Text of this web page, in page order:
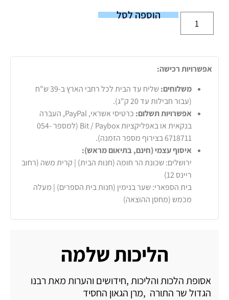
הוספה לסל
אפשרויות רכישה:
משלוחים:
שליח עד הבית לכל רחבי הארץ ב-39 ש"ח
(עבור חבילות עד 20 ק"ג).
אפשרויות תשלום:
כרטיסי אשראי, PayPal, העברה
בנקאית או באפליקציות Bit / Paybox (למספר 054-
6718711 בצירוף מספר הזמנה).
איסוף עצמי (חינם, בתיאום מראש):
ירושלים: שכונת הר חומה (חנות הבית) | קרית משה (רחוב
ריינס 12)
בית הספארי: שער בנימין (חנות בית הספרים) | מעלה
מכמש (מחסן ההוצאה)
הליכות שלמה
אסופת הלכות והליכות ,חידושים והערות מאת רבנו
הגדול שר התורה ,מרן הגאון החסיד